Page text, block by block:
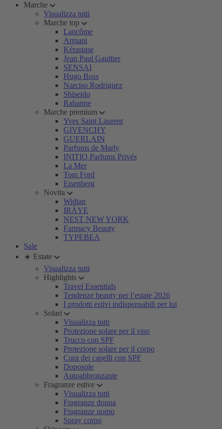
Marche
Visualizza tutti
Marche top
Lancôme
Armani
Kérastase
Jean Paul Gaultier
SENSAI
Hugo Boss
Narciso Rodriguez
Shiseido
Rabanne
Marche premium
Yves Saint Laurent
GIVENCHY
GUERLAIN
Parfums de Marly
INITIO Parfums Privés
La Mer
Tom Ford
Eisenberg
Novita
Widian
IRÄYE
NEST NEW YORK
Farmacy Beauty
TYPEBEA
Sale
☀️ Estate
Visualizza tutti
Highlights
Travel Essentials
Tendenze beauty per l’estate 2026
I prodotti estivi indispensabili per lui
Solari
Visualizza tutti
Protezione solare per il viso
Trucco con SPF
Protezione solare per il corpo
Cura dei capelli con SPF
Doposole
Autoabbronzante
Fragranze estive
Visualizza tutti
Fragranze donna
Fragranze uomo
Spray corpo